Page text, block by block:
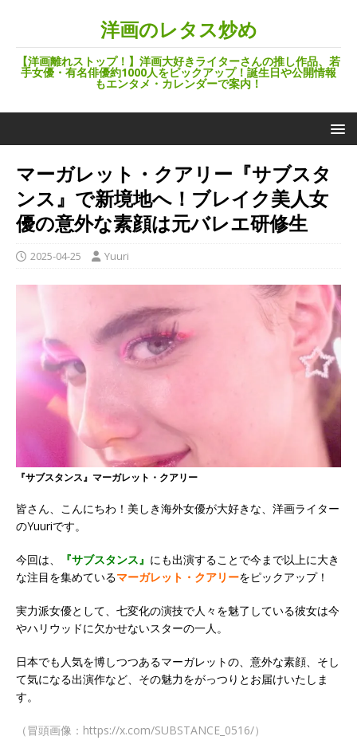
洋画のレタス炒め
【洋画離れストップ！】洋画大好きライターさんの推し作品、若
手女優・有名俳優約1000人をピックアップ！誕生日や公開情報
もエンタメ・カレンダーで案内！
マーガレット・クアリー『サブスタ
ンス』で新境地へ！ブレイク美人女
優の意外な素顔は元バレエ研修生
2025-04-25 Yuuri
『サブスタンス』マーガレット・クアリー
皆さん、こんにちわ！美しき海外女優が大好きな、洋画ライター
のYuuriです。
今回は、 『サブスタンス』 にも出演することで今まで以上に大き
な注目を集めているマーガレット・クアリーをピックアップ！
実力派女優として、七変化の演技で人々を魅了している彼女は今
やハリウッドに欠かせないスターの一人。
日本でも人気を博しつつあるマーガレットの、意外な素顔、そし
て気になる出演作など、その魅力をがっつりとお届けいたしま
す。
（冒頭画像：https://x.com/SUBSTANCE_0516/）